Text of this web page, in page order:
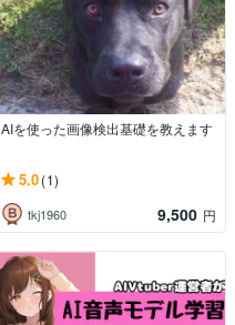
AIを使った画像検出基礎を教えます
5.0(1)
tkj1960 9,500 円